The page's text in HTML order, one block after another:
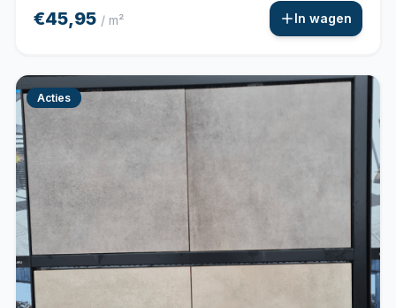
€45,95 / m² In wagen
Acties